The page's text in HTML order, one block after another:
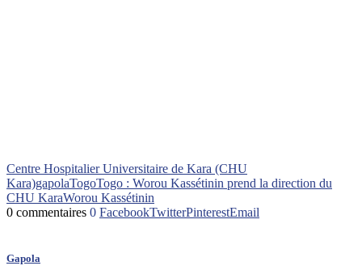
Centre Hospitalier Universitaire de Kara (CHU
Kara)gapolaTogoTogo : Worou Kassétinin prend la direction du
CHU KaraWorou Kassétinin
0 commentaires 0 FacebookTwitterPinterestEmail
Gapola